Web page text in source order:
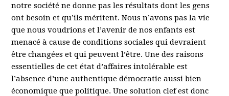
notre société ne donne pas les résultats dont les gens
ont besoin et qu’ils méritent. Nous n’avons pas la vie
que nous voudrions et l’avenir de nos enfants est
menacé à cause de conditions sociales qui devraient
être changées et qui peuvent l’être. Une des raisons
essentielles de cet état d’affaires intolérable est
l’absence d’une authentique démocratie aussi bien
économique que politique. Une solution clef est donc